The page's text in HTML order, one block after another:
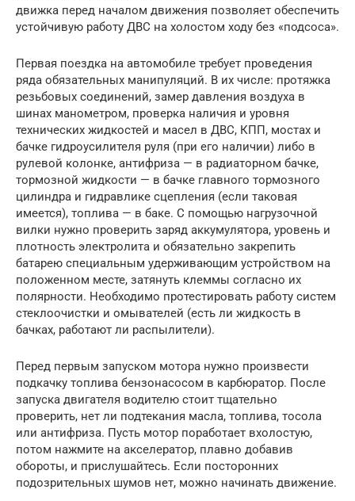
движка перед началом движения позволяет обеспечить
устойчивую работу ДВС на холостом ходу без «подсоса».
Первая поездка на автомобиле требует проведения
ряда обязательных манипуляций. В их числе: протяжка
резьбовых соединений, замер давления воздуха в
шинах манометром, проверка наличия и уровня
технических жидкостей и масел в ДВС, КПП, мостах и
бачке гидроусилителя руля (при его наличии) либо в
рулевой колонке, антифриза — в радиаторном бачке,
тормозной жидкости — в бачке главного тормозного
цилиндра и гидравлике сцепления (если таковая
имеется), топлива — в баке. С помощью нагрузочной
вилки нужно проверить заряд аккумулятора, уровень и
плотность электролита и обязательно закрепить
батарею специальным удерживающим устройством на
положенном месте, затянуть клеммы согласно их
полярности. Необходимо протестировать работу систем
стеклоочистки и омывателей (есть ли жидкость в
бачках, работают ли распылители).
Перед первым запуском мотора нужно произвести
подкачку топлива бензонасосом в карбюратор. После
запуска двигателя водителю стоит тщательно
проверить, нет ли подтекания масла, топлива, тосола
или антифриза. Пусть мотор поработает вхолостую,
потом нажмите на акселератор, плавно добавив
обороты, и прислушайтесь. Если посторонних
подозрительных шумов нет, можно начинать движение.